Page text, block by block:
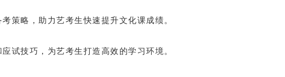
略，助力艺考生快速提升文化课成绩。
技巧，为艺考生打造高效的学习环境。